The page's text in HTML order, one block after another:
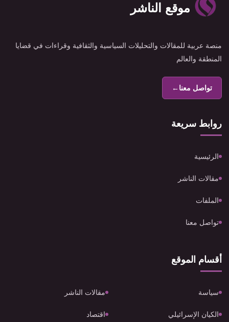
موقع الناشر
منصة عربية للمقالات والتحليلات السياسية والثقافية وقراءات في قضايا
المنطقة والعالم
تواصل معنا←
روابط سريعة
الرئيسية
مقالات الناشر
الملفات
تواصل معنا
أقسام الموقع
سياسة مقالات الناشر
الكيان الإسرائيلي اقتصاد